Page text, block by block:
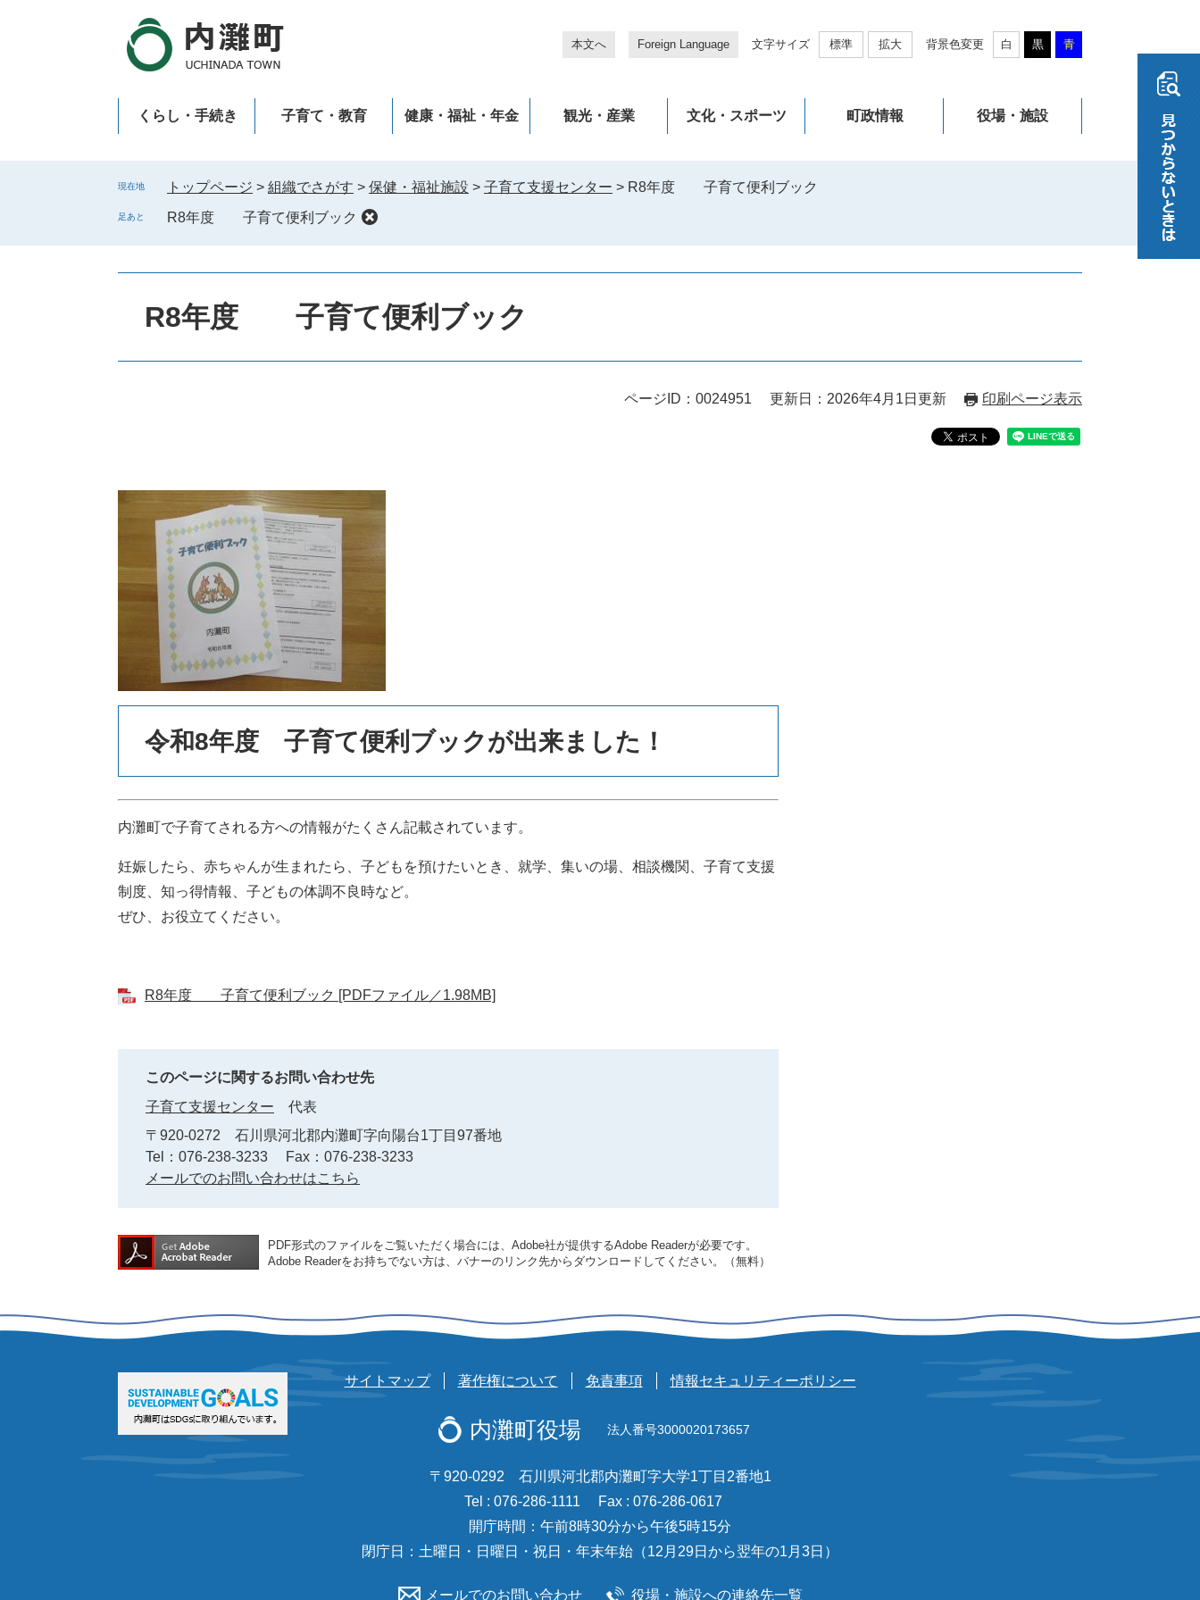
す
し
へ
本文へ Foreign Language 文字サイズ 標準 拡大 背景色変更 白 黒 青
くらし・手続き 子育て・教育 健康・福祉・年金 観光・産業 文化・スポーツ 町政情報 役場・施設
現在地 トップページ > 組織でさがす > 保健・福祉施設 > 子育て支援センター > R8年度 子育て便利ブック
足あと R8年度 子育て便利ブック
R8年度 子育て便利ブック
ページID：0024951 更新日：2026年4月1日更新 印刷ページ表示
文
令和8年度 子育て便利ブックが出来ました！
内灘町で子育てされる方への情報がたくさん記載されています。
妊娠したら、赤ちゃんが生まれたら、子どもを預けたいとき、就学、集いの場、相談機関、子育て支援
制度、知っ得情報、子どもの体調不良時など。
ぜひ、お役立てください。
R8年度 子育て便利ブック [PDFファイル／1.98MB]
このページに関するお問い合わせ先
子育て支援センター
代表
〒920-0272
石川県河北郡内灘町字向陽台1丁目97番地
Tel：076-238-3233
Fax：076-238-3233
メールでのお問い合わせはこちら
PDF形式のファイルをご覧いただく場合には、Adobe社が提供するAdobe Readerが必要です。
Adobe Readerをお持ちでない方は、バナーのリンク先からダウンロードしてください。（無料）
サイトマップ 著作権について 免責事項 情報セキュリティーポリシー
内灘町役場 法人番号3000020173657
〒920-0292 石川県河北郡内灘町字大学1丁目2番地1
Tel : 076-286-1111
Fax : 076-286-0617
開庁時間：午前8時30分から午後5時15分
閉庁日：土曜日・日曜日・祝日・年末年始（12月29日から翌年の1月3日）
メールでのお問い合わせ 役場・施設への連絡先一覧